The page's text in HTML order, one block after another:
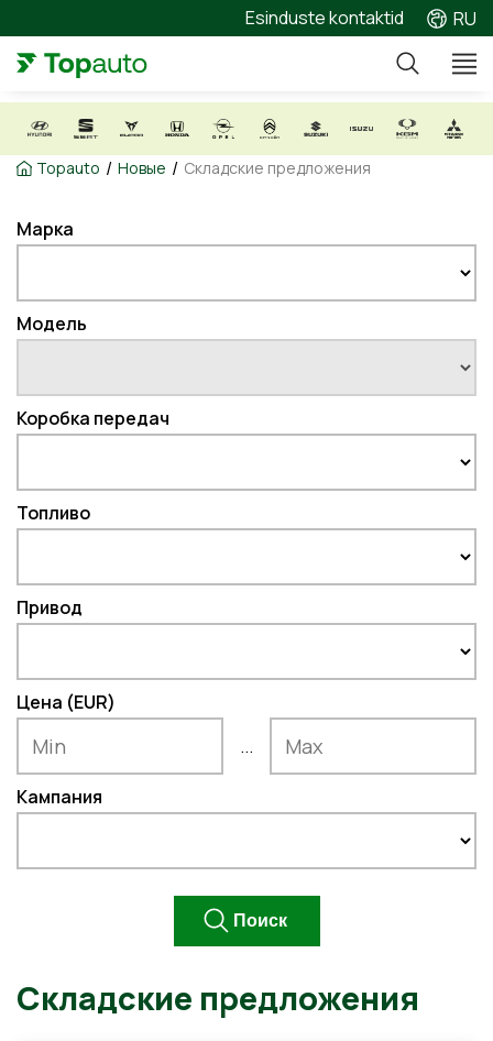
Esinduste kontaktid RU
Topauto / Новые / Складские предложения
Марка
Модель
Коробка передач
Топливо
Привод
Цена (EUR)
...
Кампания